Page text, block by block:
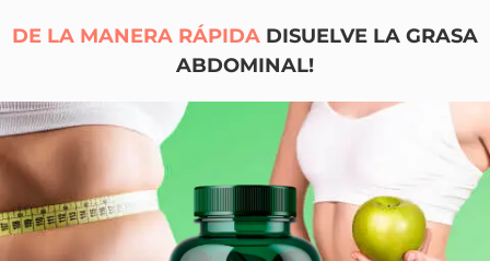
DE LA MANERA RÁPIDA DISUELVE LA GRASA
ABDOMINAL!